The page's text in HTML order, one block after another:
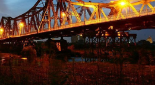
ánh sáng có thể nhìn thấy bất kỳ đâu,
màu sắc nhưng trước kia thì khác.
đó rất xa xỉ.